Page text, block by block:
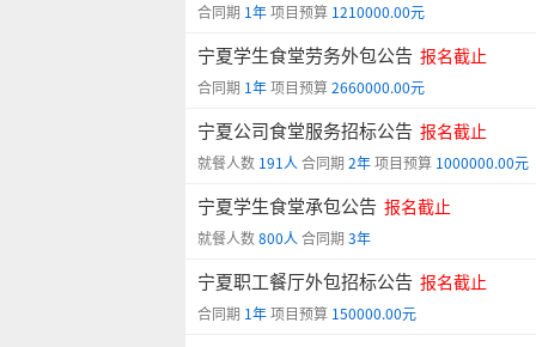
合同期 1年项目预算 1210000.00元
宁夏学生食堂劳务外包公告 报名截止
合同期 1年项目预算2660000.00元
宁夏公司食堂服务招标公告 报名截止
就餐人数 191人 合同期 2年项目预算 1000000.00元
宁夏学生食堂承包公告 报名截止
就餐人数800人 合同期 3年
宁夏职工餐厅外包招标公告 报名截止
合同期 1年项目预算 150000.00元